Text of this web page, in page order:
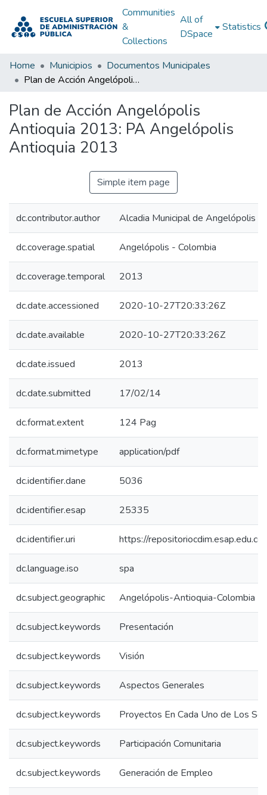
Communities
&
Collections
All of
DSpace
Statistics
Home Municipios
Documentos Municipales
Plan de Acción Angelópolis Antioquia 2013: PA Angelópolis Antioquia 2013
Plan de Acción Angelópolis
Antioquia 2013: PA Angelópolis
Antioquia 2013
Simple item page
dc.contributor.author Alcadia Municipal de Angelópolis
dc.coverage.spatial Angelópolis - Colombia
dc.coverage.temporal 2013
dc.date.accessioned 2020-10-27T20:33:26Z
dc.date.available 2020-10-27T20:33:26Z
dc.date.issued 2013
dc.date.submitted 17/02/14
dc.format.extent 124 Pag
dc.format.mimetype application/pdf
dc.identifier.dane 5036
dc.identifier.esap 25335
dc.identifier.uri https://
dc.language.iso spa
dc.subject.geographic Angelópolis-Antioquia-Colombia
dc.subject.keywords Presentación
dc.subject.keywords Visión
dc.subject.keywords Aspectos Generales
dc.subject.keywords Proyectos En Cada Uno de Los
dc.subject.keywords Participación Comunitaria
dc.subject.keywords Generación de Empleo